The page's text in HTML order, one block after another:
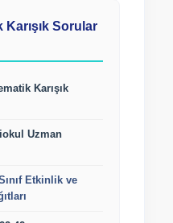
Karışık Sorular
Karışık
Uzman
Etkinlik ve